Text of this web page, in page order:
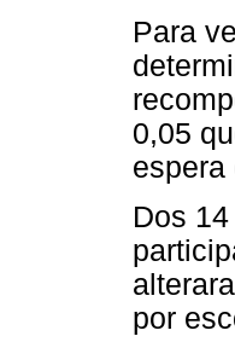
Para
0,05
espera
Dos
por